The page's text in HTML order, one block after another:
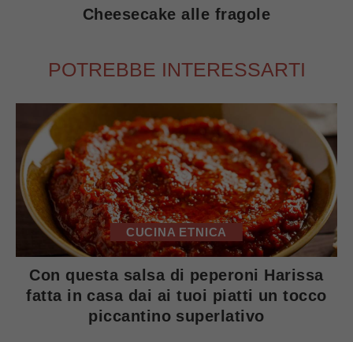
Cheesecake alle fragole
POTREBBE INTERESSARTI
CUCINA ETNICA
Con questa salsa di peperoni Harissa
fatta in casa dai ai tuoi piatti un tocco
piccantino superlativo